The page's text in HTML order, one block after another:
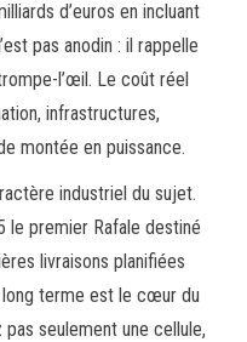
d’euros en incluant
pas anodin : il rappelle
l’œil. Le coût réel
infrastructures,
montée en puissance.
industriel du sujet.
le premier Rafale destiné
livraisons planifiées
terme est le cœur du
pas seulement une cellule,